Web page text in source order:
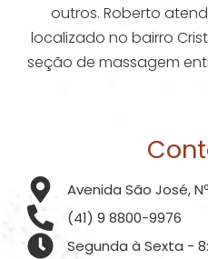
outros. Roberto
localizado no bairro
seção de massagem
Avenida São José,
(41) 9 8800-9976
Segunda à Sexta -